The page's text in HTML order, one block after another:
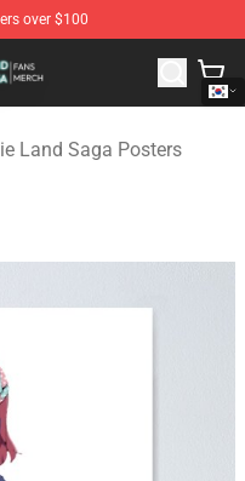
over $100
Zombie Land Saga
Land Saga Posters